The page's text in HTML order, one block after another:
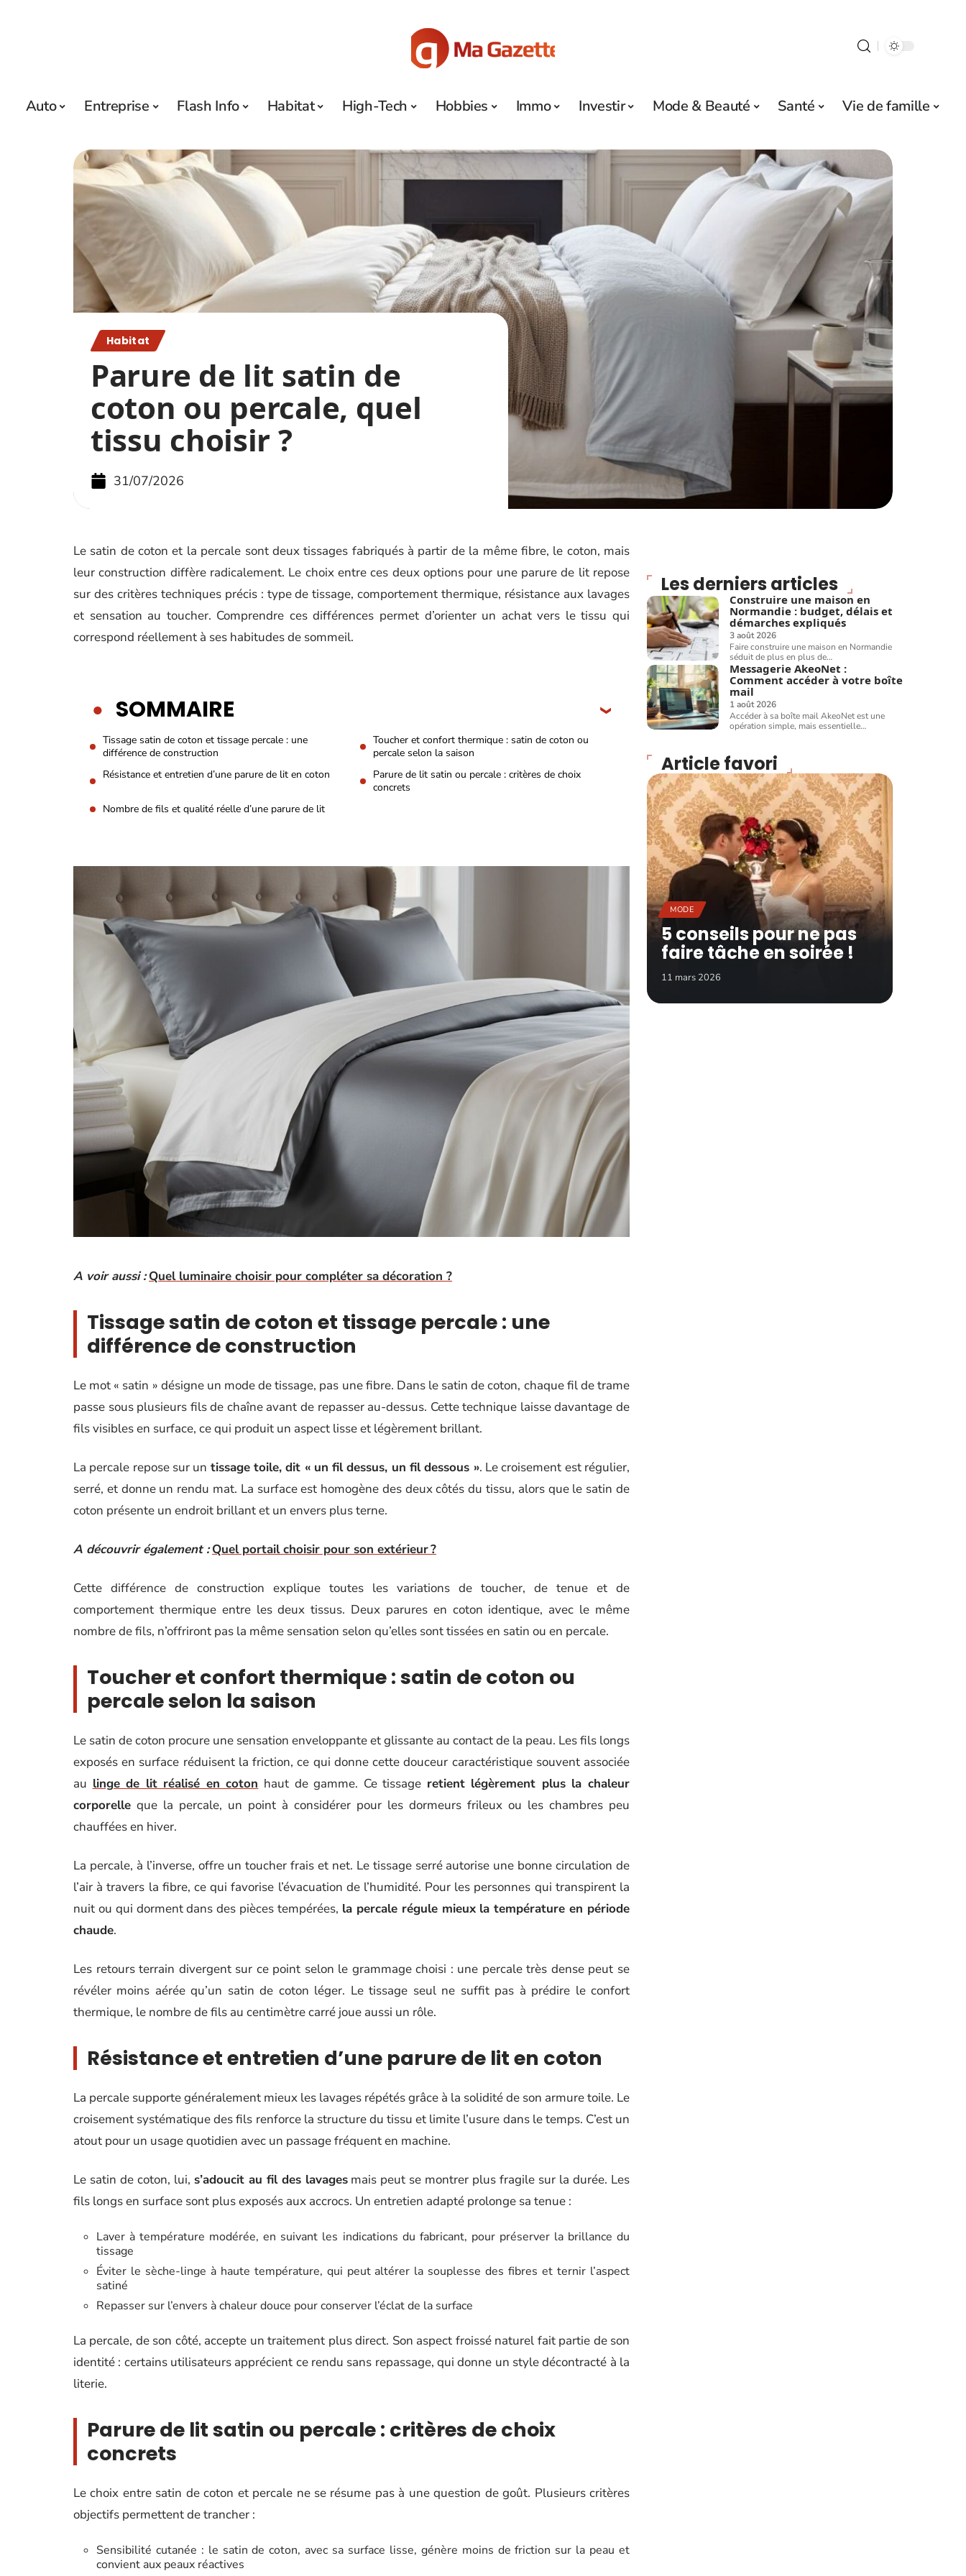
Auto Entreprise Flash Info Habitat High-Tech Hobbies Immo Investir Mode & Beauté Santé Vie de famille
Habitat
Parure de lit satin de
coton ou percale, quel
tissu choisir ?
31/07/2026
Le satin de coton et la percale sont deux tissages fabriqués à partir de la même fibre, le coton, mais
leur construction diffère radicalement. Le choix entre ces deux options pour une parure de lit repose
sur des critères techniques précis : type de tissage, comportement thermique, résistance aux lavages
et sensation au toucher. Comprendre ces différences permet d’orienter un achat vers le tissu qui
correspond réellement à ses habitudes de sommeil.
SOMMAIRE
Tissage satin de coton et tissage percale : une
différence de construction
Toucher et confort thermique : satin de coton ou
percale selon la saison
Résistance et entretien d’une parure de lit en coton
Parure de lit satin ou percale : critères de choix
concrets
Nombre de fils et qualité réelle d’une parure de lit
A voir aussi : Quel luminaire choisir pour compléter sa décoration ?
Tissage satin de coton et tissage percale : une
différence de construction
Le mot « satin » désigne un mode de tissage, pas une fibre. Dans le satin de coton, chaque fil de trame
passe sous plusieurs fils de chaîne avant de repasser au-dessus. Cette technique laisse davantage de
fils visibles en surface, ce qui produit un aspect lisse et légèrement brillant.
La percale repose sur un tissage toile, dit « un fil dessus, un fil dessous ». Le croisement est régulier,
serré, et donne un rendu mat. La surface est homogène des deux côtés du tissu, alors que le satin de
coton présente un endroit brillant et un envers plus terne.
A découvrir également : Quel portail choisir pour son extérieur ?
Cette différence de construction explique toutes les variations de toucher, de tenue et de
comportement thermique entre les deux tissus. Deux parures en coton identique, avec le même
nombre de fils, n’offriront pas la même sensation selon qu’elles sont tissées en satin ou en percale.
Toucher et confort thermique : satin de coton ou
percale selon la saison
Le satin de coton procure une sensation enveloppante et glissante au contact de la peau. Les fils longs
exposés en surface réduisent la friction, ce qui donne cette douceur caractéristique souvent associée
au linge de lit réalisé en coton haut de gamme. Ce tissage retient légèrement plus la chaleur
corporelle que la percale, un point à considérer pour les dormeurs frileux ou les chambres peu
chauffées en hiver.
La percale, à l’inverse, offre un toucher frais et net. Le tissage serré autorise une bonne circulation de
l’air à travers la fibre, ce qui favorise l’évacuation de l’humidité. Pour les personnes qui transpirent la
nuit ou qui dorment dans des pièces tempérées, la percale régule mieux la température en période
chaude.
Les retours terrain divergent sur ce point selon le grammage choisi : une percale très dense peut se
révéler moins aérée qu’un satin de coton léger. Le tissage seul ne suffit pas à prédire le confort
thermique, le nombre de fils au centimètre carré joue aussi un rôle.
Résistance et entretien d’une parure de lit en coton
La percale supporte généralement mieux les lavages répétés grâce à la solidité de son armure toile. Le
croisement systématique des fils renforce la structure du tissu et limite l’usure dans le temps. C’est un
atout pour un usage quotidien avec un passage fréquent en machine.
Le satin de coton, lui, s’adoucit au fil des lavagesmais peut se montrer plus fragile sur la durée. Les
fils longs en surface sont plus exposés aux accrocs. Un entretien adapté prolonge sa tenue :
Laver à température modérée, en suivant les indications du fabricant, pour préserver la brillance du
tissage
Éviter le sèche-linge à haute température, qui peut altérer la souplesse des fibres et ternir l’aspect
satiné
Repasser sur l’envers à chaleur douce pour conserver l’éclat de la surface
La percale, de son côté, accepte un traitement plus direct. Son aspect froissé naturel fait partie de son
identité : certains utilisateurs apprécient ce rendu sans repassage, qui donne un style décontracté à la
literie.
Parure de lit satin ou percale : critères de choix
concrets
Le choix entre satin de coton et percale ne se résume pas à une question de goût. Plusieurs critères
objectifs permettent de trancher :
Sensibilité cutanée : le satin de coton, avec sa surface lisse, génère moins de friction sur la peau et
convient aux peaux réactives
Les derniers articles
Construire une maison en
Normandie : budget, délais et
démarches expliqués
3 août 2026
Faire construire une maison en Normandie
séduit de plus en plus de…
Messagerie AkeoNet :
Comment accéder à votre boîte
mail
1 août 2026
Accéder à sa boîte mail AkeoNet est une
opération simple, mais essentielle…
Article favori
MODE
5 conseils pour ne pas
faire tâche en soirée !
11 mars 2026